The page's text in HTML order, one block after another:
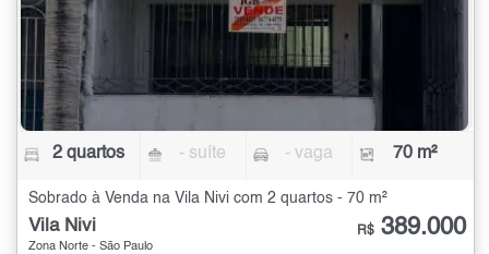
2 quartos - suíte - vaga 70 m²
Sobrado à Venda na Vila Nivi com 2 quartos - 70 m²
Vila Nivi
Zona Norte - São Paulo
R$ 389.000